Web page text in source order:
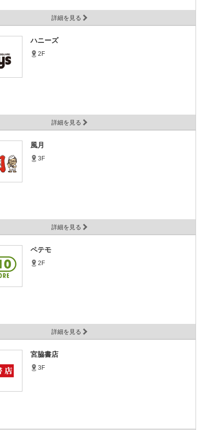
詳細を見る
ハニーズ
2F
詳細を見る
風月
3F
詳細を見る
ペテモ
2F
詳細を見る
宮脇書店
3F